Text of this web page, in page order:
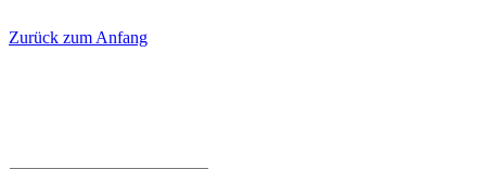
Zurück zum Anfang